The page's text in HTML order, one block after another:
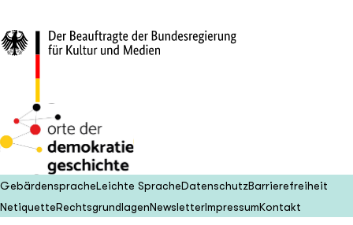
GebärdenspracheLeichte SpracheDatenschutzBarrierefreiheit
NetiquetteRechtsgrundlagenNewsletterImpressumKontakt